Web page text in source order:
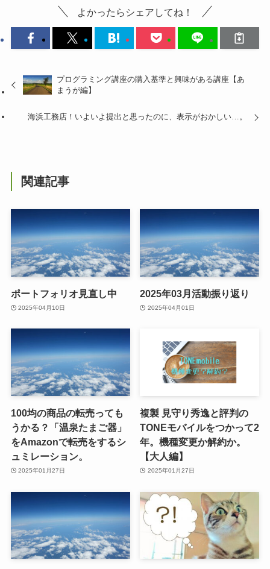
よかったらシェアしてね！
プログラミング講座の購入基準と興味がある講座【あ
まうが編】
海浜工務店！いよいよ提出と思ったのに、表示がおかしい…。
関連記事
ポートフォリオ見直し中
2025年04月10日
2025年03月活動振り返り
2025年04月01日
100均の商品の転売っても
うかる？「温泉たまご器」
をAmazonで転売をするシ
ュミレーション。
2025年01月27日
複製 見守り秀逸と評判の
TONEモバイルをつかって2
年。機種変更か解約か。
【大人編】
2025年01月27日